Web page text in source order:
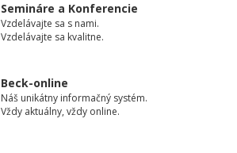
Semináre a Konferencie
Vzdelávajte sa s nami.
Vzdelávajte sa kvalitne.
Beck-online
Náš unikátny informačný systém.
Vždy aktuálny, vždy online.